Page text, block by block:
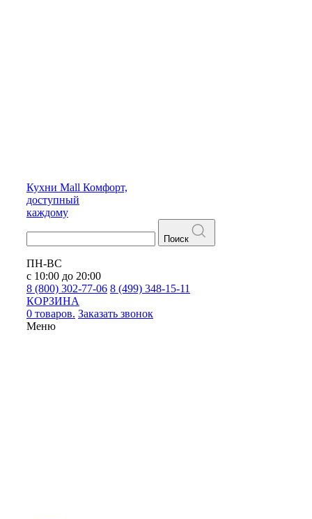
Кухни Mall Комфорт,
доступный
каждому
Поиск
ПН-ВС
с 10:00 до 20:00
8 (800) 302-77-06 8 (499) 348-15-11
КОРЗИНА
0 товаров. Заказать звонок
Меню